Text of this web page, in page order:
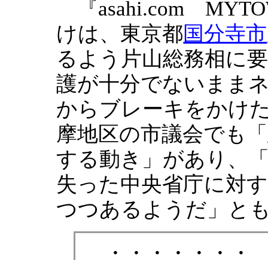
『asahi.com
けは、東京都国分寺市
るよう片山総務相に
護が十分でないまま
からブレーキをかけ
摩地区の市議会でも
する動き」があり、
失った中央省庁に対
つつあるようだ」と
・・・・・・・